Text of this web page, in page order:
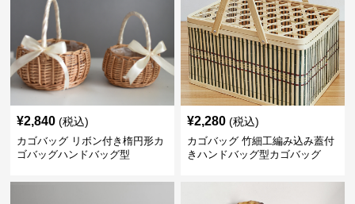
¥2,840 (税込)
カゴバッグ リボン付き楕円形カ
ゴバッグハンドバッグ型
¥2,280 (税込)
カゴバッグ 竹細工編み込み蓋付
きハンドバッグ型カゴバッグ